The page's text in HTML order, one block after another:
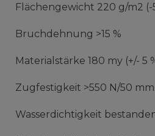
Flächengewicht 220 g/m2 (-
Bruchdehnung >15 %
Materialstärke 180 my (+/- 5
Zugfestigkeit >550 N/50 mm
Wasserdichtigkeit